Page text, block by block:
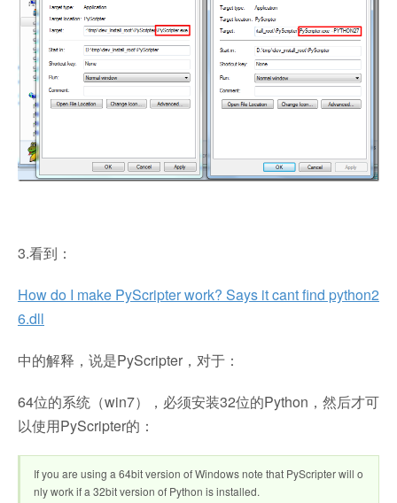
3.看到：
How do I make PyScripter work? Says it cant find python2
6.dll
中的解释，说是PyScripter，对于：
64位的系统（win7），必须安装32位的Python，然后才可
以使用PyScripter的：
If you are using a 64bit version of Windows note that PyScripter will o
nly work if a 32bit version of Python is installed.